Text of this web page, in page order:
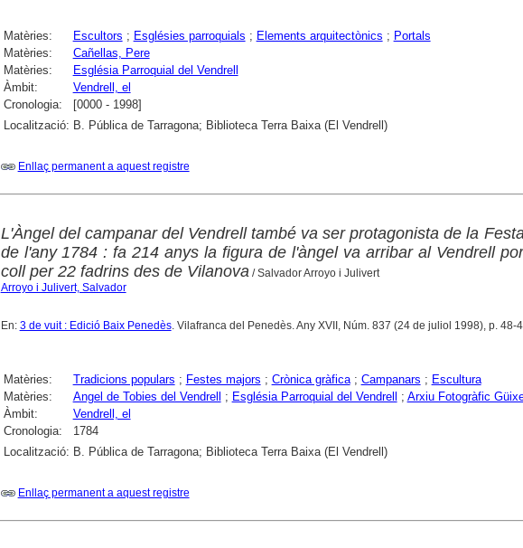
Matèries: Escultors ; Esglésies parroquials ; Elements arquitectònics ; Portals
Matèries:
Cañellas, Pere
Matèries:
Església Parroquial del Vendrell
Àmbit:
Vendrell, el
Cronologia:
[0000 - 1998]
Localització: B. Pública de Tarragona; Biblioteca Terra Baixa (El Vendrell)
Enllaç permanent a aquest registre
L'Àngel del campanar del Vendrell també va ser protagonista de la
de l'any 1784 : fa 214 anys la figura de l'àngel va arribar al Vendrell
coll per 22 fadrins des de Vilanova/ Salvador Arroyo i Julivert
Arroyo i Julivert, Salvador
En: 3 de vuit : Edició Baix Penedès. Vilafranca del Penedès. Any XVII, Núm. 837 (24 de juliol 1998), p. 48-
Matèries: Tradicions populars ; Festes majors ; Crònica gràfica; Campanars ; Escultura
Matèries:
Angel de Tobies del Vendrell ; Església Parroquial del Vendrell ; Arxiu Fotogràfic
Àmbit:
Vendrell, el
Cronologia:
1784
Localització: B. Pública de Tarragona; Biblioteca Terra Baixa (El Vendrell)
Enllaç permanent a aquest registre